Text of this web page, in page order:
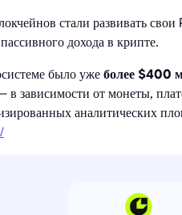
стали развивать
дохода в крипте.
было уже более $400
в зависимости от монеты,
аналитических